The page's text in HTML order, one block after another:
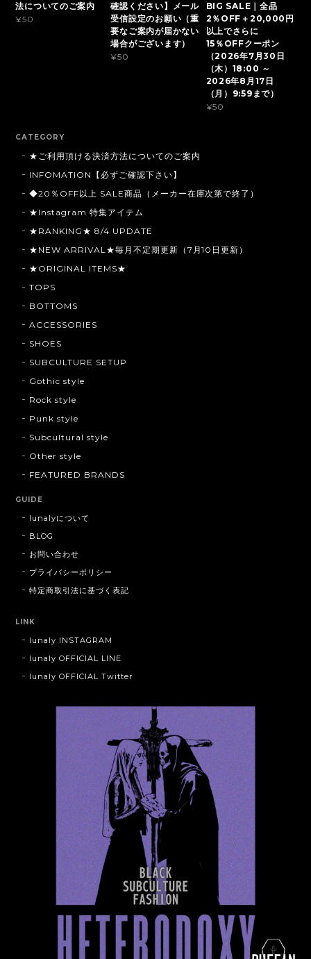
法についてのご案内
¥50
確認ください】メール
受信設定のお願い（重
要なご案内が届かない
場合がございます）
¥50
BIG SALE｜全品
2％OFF＋20,000円
以上でさらに
15％OFFクーポン
（2026年7月30日
（木）18:00 ～
2026年8月17日
（月）9:59まで）
¥50
CATEGORY
★ご利用頂ける決済方法についてのご案内
INFOMATION【必ずご確認下さい】
◆20％OFF以上 SALE商品（メーカー在庫次第で終了）
★Instagram 特集アイテム
★RANKING★ 8/4 UPDATE
★NEW ARRIVAL★毎月不定期更新（7月10日更新）
★ORIGINAL ITEMS★
TOPS
BOTTOMS
ACCESSORIES
SHOES
SUBCULTURE SETUP
Gothic style
Rock style
Punk style
Subcultural style
Other style
FEATURED BRANDS
GUIDE
lunalyについて
BLOG
お問い合わせ
プライバシーポリシー
特定商取引法に基づく表記
LINK
lunaly INSTAGRAM
lunaly OFFICIAL LINE
lunaly OFFICIAL Twitter